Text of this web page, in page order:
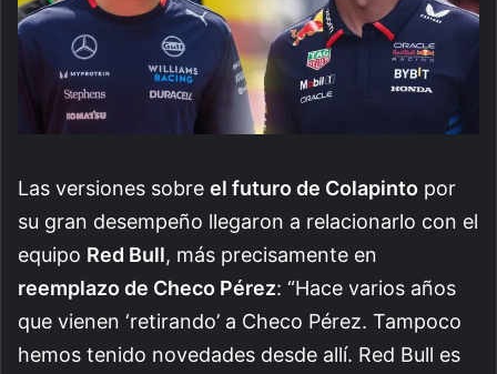
Las versiones sobre el futuro de Colapinto por
su gran desempeño llegaron a relacionarlo con el
equipo Red Bull, más precisamente en
reemplazo de Checo Pérez: “Hace varios años
que vienen ‘retirando’ a Checo Pérez. Tampoco
hemos tenido novedades desde allí. Red Bull es